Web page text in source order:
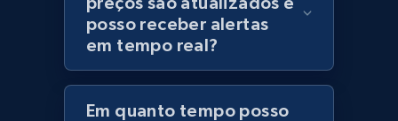
Best Buy products - Collect data on
products using specified keywords
posso receber alertas
em tempo real?
Em quanto tempo posso